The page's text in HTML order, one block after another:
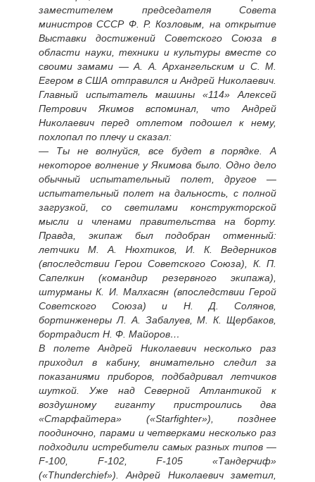
заместителем председателя Совета
министров СССР Ф. Р. Козловым, на открытие
Выставки достижений Советского Союза в
области науки, техники и культуры вместе со
своими замами — А. А. Архангельским и С. М.
Егером в США отправился и Андрей Николаевич.
Главный испытатель машины «114» Алексей
Петрович Якимов вспоминал, что Андрей
Николаевич перед отлетом подошел к нему,
похлопал по плечу и сказал:
— Ты не волнуйся, все будет в порядке. А
некоторое волнение у Якимова было. Одно дело
обычный испытательный полет, другое —
испытательный полет на дальность, с полной
загрузкой, со светилами конструкторской
мысли и членами правительства на борту.
Правда, экипаж был подобран отменный:
летчики М. А. Нюхтиков, И. К. Ведерников
(впоследствии Герои Советского Союза), К. П.
Сапелкин (командир резервного экипажа),
штурманы К. И. Малхасян (впоследствии Герой
Советского Союза) и Н. Д. Солянов,
бортинженеры Л. А. Забалуев, М. К. Щербаков,
бортрадист Н. Ф. Майоров…
В полете Андрей Николаевич несколько раз
приходил в кабину, внимательно следил за
показаниями приборов, подбадривал летчиков
шуткой. Уже над Северной Атлантикой к
воздушному гиганту пристроились два
«Старфайтера» («Starfighter»), позднее
поодиночно, парами и четверками несколько раз
подходили истребители самых разных типов —
F-100, F-102, F-105 «Тандерчиф»
(«Thunderchief»). Андрей Николаевич заметил,